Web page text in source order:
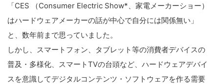
「CES （Consumer Electric Show*、家電メーカーショー）
はハードウェアメーカーの話が中心で自分には関係無い」
と、数年前まで思っていました。
しかし、スマートフォン、タブレット等の消費者デバイスの
普及・多様化、スマートTVの台頭など、ハードウェアデバイ
スを意識してデジタルコンテンツ・ソフトウェアを作る需要